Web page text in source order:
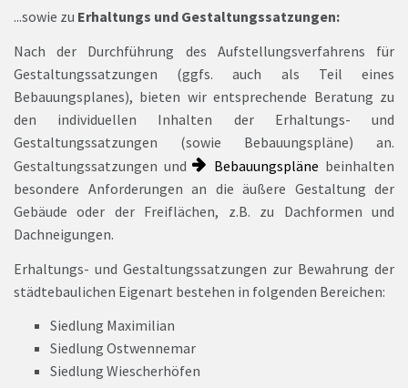
...sowie zu Erhaltungs und Gestaltungssatzungen:
Nach der Durchführung des Aufstellungsverfahrens für
Gestaltungssatzungen (ggfs. auch als Teil eines
Bebauungsplanes), bieten wir entsprechende Beratung zu
den individuellen Inhalten der Erhaltungs- und
Gestaltungssatzungen (sowie Bebauungspläne) an.
Gestaltungssatzungen und
Bebauungspläne beinhalten
besondere Anforderungen an die äußere Gestaltung der
Gebäude oder der Freiflächen, z.B. zu Dachformen und
Dachneigungen.
Erhaltungs- und Gestaltungssatzungen zur Bewahrung der
städtebaulichen Eigenart bestehen in folgenden Bereichen:
Siedlung Maximilian
Siedlung Ostwennemar
Siedlung Wiescherhöfen